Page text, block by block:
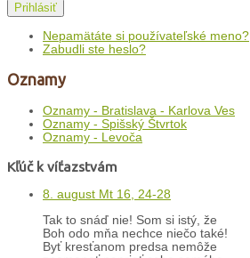
Prihlásiť
Nepamätáte si používateľské meno?
Zabudli ste heslo?
Oznamy
Oznamy - Bratislava - Karlova Ves
Oznamy - Spišský Štvrtok
Oznamy - Levoča
Kľúč k víťazstvám
8. august Mt 16, 24-28
Tak to snáď nie! Som si istý, že
Boh odo mňa nechce niečo také!
Byť kresťanom predsa nemôže